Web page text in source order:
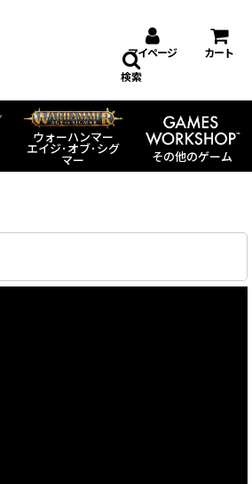
マイページ カート
ウォーハンマー
エイジ･オブ･シグ
マー その他のゲーム
検索